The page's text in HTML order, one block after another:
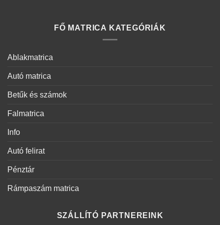
FŐ MATRICA KATEGÓRIÁK
Ablakmatrica
Autó matrica
Betűk és számok
Falmatrica
Info
Autó felirat
Pénztár
Rámpaszám matrica
SZÁLLÍTÓ PARTNEREINK